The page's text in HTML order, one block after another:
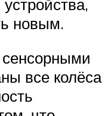
новым.
все колёса